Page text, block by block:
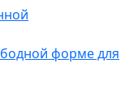
форме для